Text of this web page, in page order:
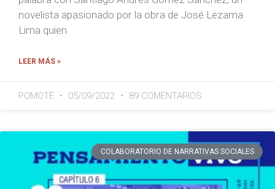
novelista apasionado por la obra de José Lezama
Lima quien
LEER MÁS »
POMOTE 05/09/2022 89 COMENTARIOS
COLABORATORIO DE NARRATIVAS SOCIALES